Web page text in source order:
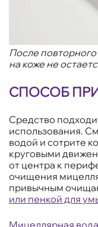
После
на коже не
СПОСОБ
Средство
использования.
водой и сотрите
круговыми
от центра к
очищения
привычным
или пенкой для